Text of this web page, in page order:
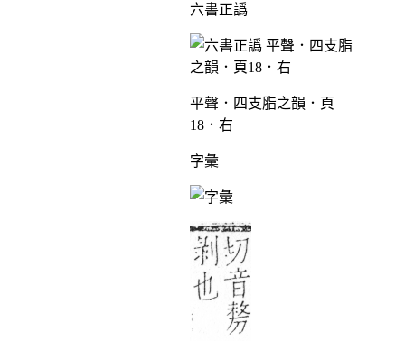
六書正譌
平聲．四支脂之韻．頁
18．右
字彙